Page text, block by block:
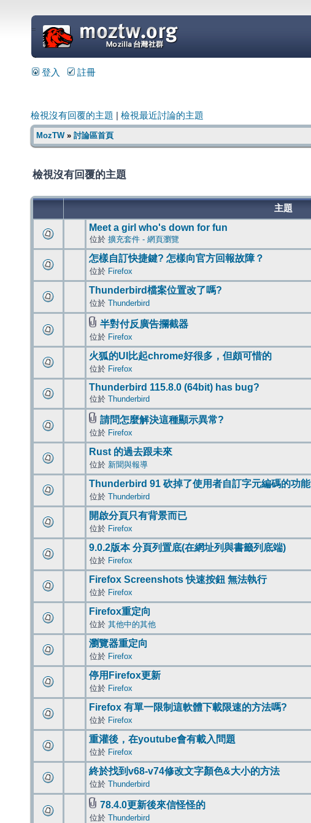
=
登入 註冊
檢視沒有回覆的主題 檢視最近討論的主題
MozTW» 討論區首頁
檢視沒有回覆的主題
主題
Meet a girl who's down for fun
位於 擴充套件 - 網頁瀏覽
怎樣自訂快捷鍵? 怎樣向官方回報故障？
位於 Firefox
Thunderbird檔案位置改了嗎?
位於 Thunderbird
半對付反廣告攔截器
位於 Firefox
火狐的UI比起chrome好很多，但頗可惜的
位於 Firefox
Thunderbird 115.8.0 (64bit) has bug?
位於 Thunderbird
請問怎麼解決這種顯示異常?
位於 Firefox
Rust 的過去跟未來
位於 新聞與報導
Thunderbird 91 砍掉了使用者自訂字元編碼的功能
位於 Thunderbird
開啟分頁只有背景而已
位於 Firefox
9.0.2版本 分頁列置底(在網址列與書籤列底端)
位於 Firefox
Firefox Screenshots 快速按鈕 無法執行
位於 Firefox
Firefox重定向
位於 其他中的其他
瀏覽器重定向
位於 Firefox
停用Firefox更新
位於 Firefox
Firefox 有單一限制這軟體下載限速的方法嗎?
位於 Firefox
重灌後，在youtube會有載入問題
位於 Firefox
終於找到v68-v74修改文字顏色&大小的方法
位於 Thunderbird
78.4.0更新後來信怪怪的
位於 Thunderbird